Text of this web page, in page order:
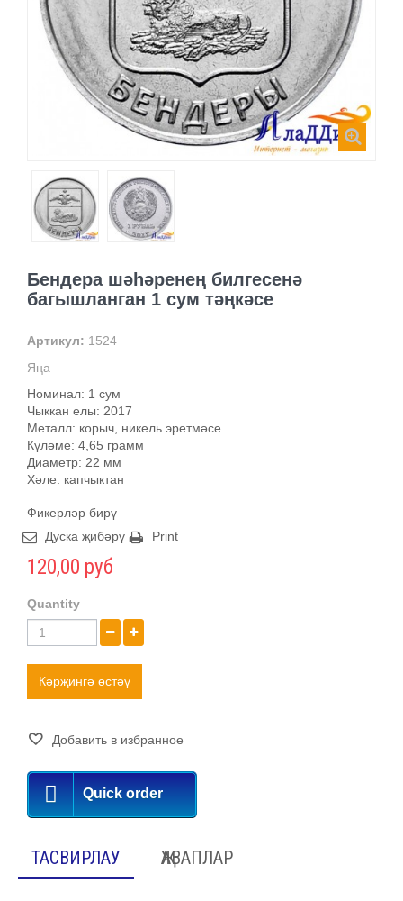
Бендера шәһәренең билгесенә
багышланган 1 сум тәңкәсе
Артикул: 1524
Яңа
Номинал: 1 сум
Чыккан елы: 2017
Металл: корыч, никель эретмәсе
Күләме: 4,65 грамм
Диаметр: 22 мм
Хәле: капчыктан
Фикерләр бирү
Дуска җибәрү
Print
120,00 руб
Quantity
Кәрҗингә өстәү
Добавить в избранное
Quick order
ТАСВИРЛАУ ҖАВАПЛАР